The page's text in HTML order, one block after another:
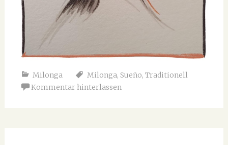
Milonga Milonga, Sueño, Traditionell
Kommentar hinterlassen